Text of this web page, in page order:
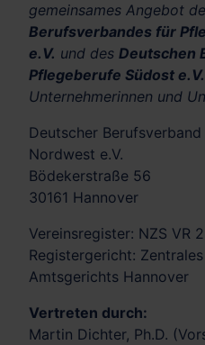
gemeinsames Angebot
Berufsverbandes für
e.V. und des Deutschen
Pflegeberufe Südost e.V.
Unternehmerinnen und
Deutscher
Nordwest e.V.
Bödekerstraße 56
30161 Hannover
Vereinsregister: NZS VR
Registergericht:
Amtsgerichts Hannover
Vertreten durch:
Martin Dichter, Ph.D.